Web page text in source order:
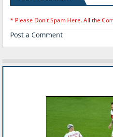
* Please Don't Spam Here. All the
Post a Comment